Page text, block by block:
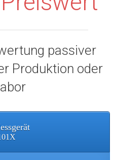
passiver
Produktion oder